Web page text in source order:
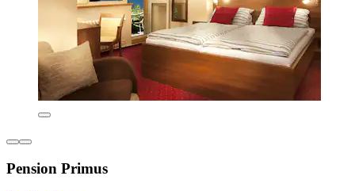
Pension Primus